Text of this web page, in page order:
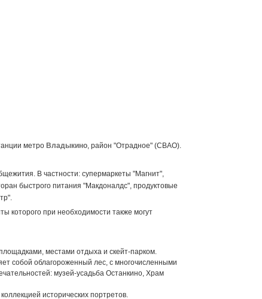
метро Владыкино, район "Отрадное" (СВАО).
В частности: супермаркеты "Магнит",
быстрого питания "Макдоналдс", продуктовые
которого при необходимости также могут
местами отдыха и скейт-парком.
собой облагороженный лес, с многочисленными
музей-усадьба Останкино, Храм
исторических портретов.